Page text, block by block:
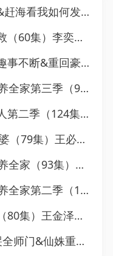
家致富（77集）AI短剧
）李奕汎&陶星羽
少女趣事不断（50集）AI短剧
季（90集）AI短剧
（124集）AI短剧
）王必可&王姝慧
（93集）AI短剧
季（118集）AI短剧
王金泽&王蓉蓉
卷哭全师门（80集）AI短剧